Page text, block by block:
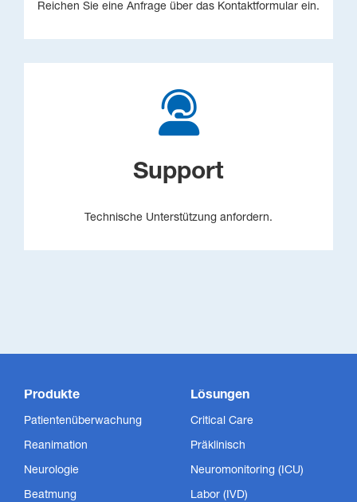
Reichen Sie eine Anfrage über das Kontaktformular ein.
Support
Technische Unterstützung anfordern.
Produkte
Patientenüberwachung
Reanimation
Neurologie
Beatmung
Lösungen
Critical Care
Präklinisch
Neuromonitoring (ICU)
Labor (IVD)